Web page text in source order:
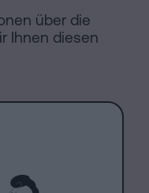
über die
Ihnen diesen